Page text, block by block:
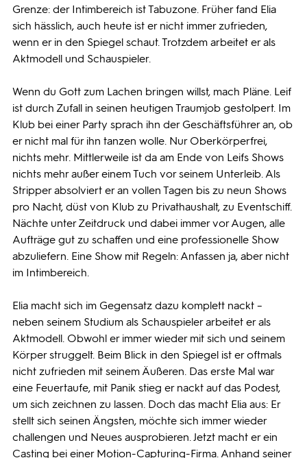
Grenze: der Intimbereich ist Tabuzone. Früher fand Elia
sich hässlich, auch heute ist er nicht immer zufrieden,
wenn er in den Spiegel schaut. Trotzdem arbeitet er als
Aktmodell und Schauspieler.
Wenn du Gott zum Lachen bringen willst, mach Pläne. Leif
ist durch Zufall in seinen heutigen Traumjob gestolpert. Im
Klub bei einer Party sprach ihn der Geschäftsführer an, ob
er nicht mal für ihn tanzen wolle. Nur Oberkörperfrei,
nichts mehr. Mittlerweile ist da am Ende von Leifs Shows
nichts mehr außer einem Tuch vor seinem Unterleib. Als
Stripper absolviert er an vollen Tagen bis zu neun Shows
pro Nacht, düst von Klub zu Privathaushalt, zu Eventschiff.
Nächte unter Zeitdruck und dabei immer vor Augen, alle
Aufträge gut zu schaffen und eine professionelle Show
abzuliefern. Eine Show mit Regeln: Anfassen ja, aber nicht
im Intimbereich.
Elia macht sich im Gegensatz dazu komplett nackt –
neben seinem Studium als Schauspieler arbeitet er als
Aktmodell. Obwohl er immer wieder mit sich und seinem
Körper struggelt. Beim Blick in den Spiegel ist er oftmals
nicht zufrieden mit seinem Äußeren. Das erste Mal war
eine Feuertaufe, mit Panik stieg er nackt auf das Podest,
um sich zeichnen zu lassen. Doch das macht Elia aus: Er
stellt sich seinen Ängsten, möchte sich immer wieder
challengen und Neues ausprobieren. Jetzt macht er ein
Casting bei einer Motion-Capturing-Firma. Anhand seiner